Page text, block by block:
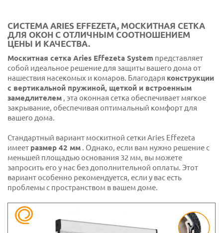
Каштан 378-70Р
СИСТЕМА ARIES EFFEZETA, МОСКИТНАЯ СЕТКА
ДЛЯ ОКОН С ОТЛИЧНЫМ СООТНОШЕНИЕМ
ЦЕНЫ И КАЧЕСТВА.
Москитная сетка Aries Effezeta System представляет
собой идеальное решение для защиты вашего дома от
нашествия насекомых и комаров. Благодаря конструкции
с вертикальной пружиной, щеткой и встроенным
замедлителем , эта оконная сетка обеспечивает мягкое
закрывание, обеспечивая оптимальный комфорт для
вашего дома.
Стандартный вариант москитной сетки Aries Effezeta
имеет размер 42 мм . Однако, если вам нужно решение с
меньшей площадью основания 32 мм, вы можете
запросить его у нас без дополнительной оплаты. Этот
вариант особенно рекомендуется, если у вас есть
проблемы с пространством в вашем доме.